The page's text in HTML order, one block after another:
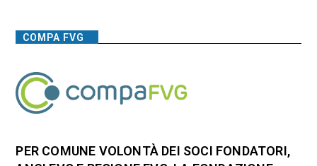
COMPA FVG
PER COMUNE VOLONTÀ DEI SOCI FONDATORI,